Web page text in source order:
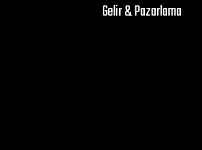
Gelir & Pazarlama